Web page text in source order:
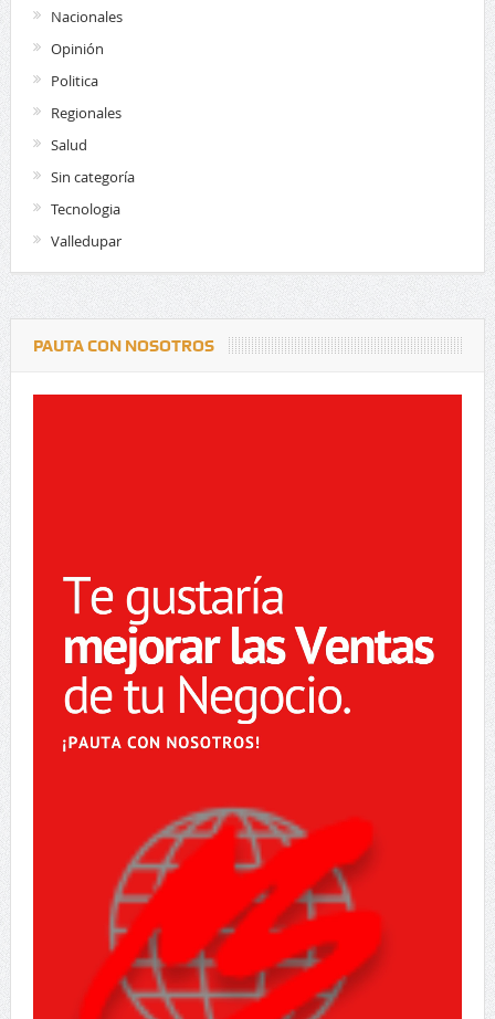
Nacionales
Opinión
Politica
Regionales
Salud
Sin categoría
Tecnologia
Valledupar
PAUTA CON NOSOTROS